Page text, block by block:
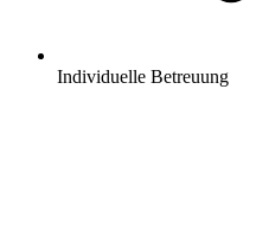
Individuelle Betreuung